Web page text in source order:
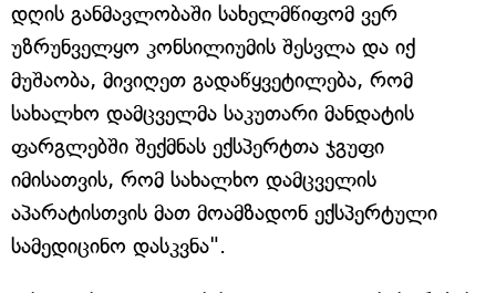
დღის განმავლობაში სახელმწიფომ ვერ
უზრუნველყო კონსილიუმის შესვლა და იქ
მუშაობა, მივიღეთ გადაწყვეტილება, რომ
სახალხო დამცველმა საკუთარი მანდატის
ფარგლებში შექმნას ექსპერტთა ჯგუფი
იმისათვის, რომ სახალხო დამცველის
აპარატისთვის მათ მოამზადონ ექსპერტული
სამედიცინო დასკვნა".